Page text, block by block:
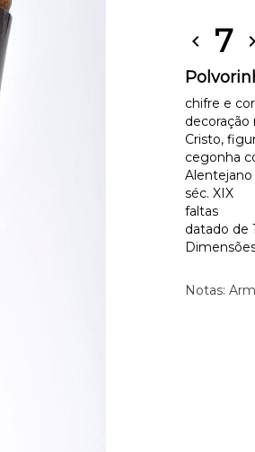
chevron_left 7 chevron_right
chifre e
decoração
Cristo,
cegonha
Alentejano
séc. XIX
faltas
datado de
Notas: